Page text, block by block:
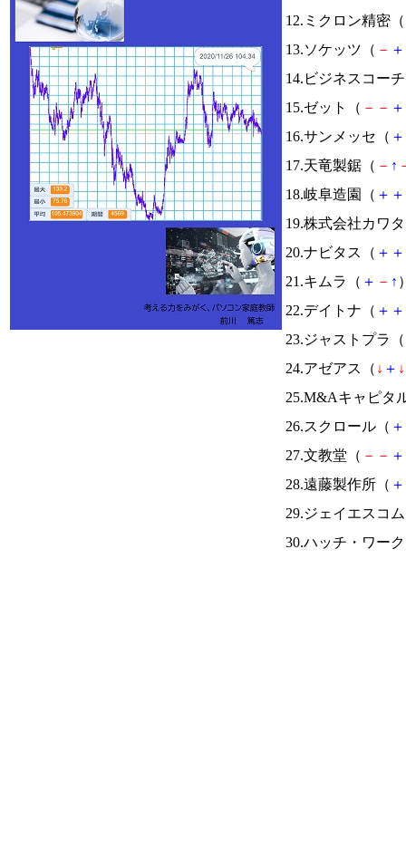
12.ミクロン精密（
13.ソケッツ（ － ＋
14.ビジネスコー
15.ゼット（ － － ＋
16.サンメッセ（ ＋
17.天竜製鋸（ － ↑
18.岐阜造園（ ＋ ＋
19.株式会社カワ
20.ナビタス（ ＋ ＋
21.キムラ（ ＋ － ↑
22.デイトナ（ ＋ ＋
23.ジャストプラ（
24.アゼアス（ ↓ ＋ ↓
25.M&Aキャピタ
26.スクロール（ ＋
27.文教堂（ － － ＋
28.遠藤製作所（ ＋
29.ジェイエスコ
30.ハッチ・ワー